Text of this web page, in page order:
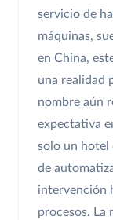
servicio de
máquinas,
en China,
una realidad
nombre aún
expectativa
solo un hotel
de
intervención
procesos. La